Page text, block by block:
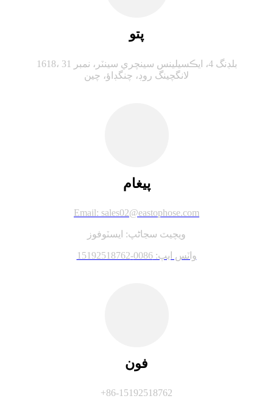
پتو
1618، بلڊنگ 4، ايڪسيلينس سينچري سينٽر، نمبر 31
لانگچينگ روڊ، چنگڊاؤ، چين
پيغام
Email: sales02@eastophose.com
ويچيٽ سڃاڻپ: ايسٽوفوز
واٽس ايپ: 0086-15192518762
فون
+86-15192518762